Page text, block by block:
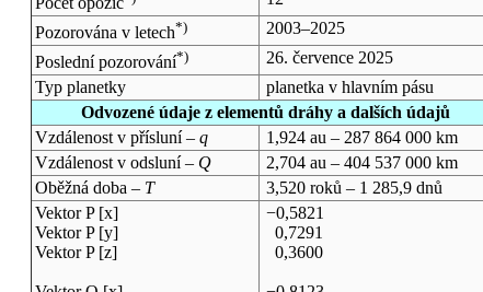
Pozorována v letech*)
2003–2025
Poslední pozorování*)
26. července 2025
Typ planetky
planetka v hlavním pásu
Odvozené údaje z elementů dráhy a dalších údajů
Vzdálenost v přísluní – q
1,924 au – 287 864 000 km
Vzdálenost v odsluní – Q
2,704 au – 404 537 000 km
Oběžná doba – T
3,520 roků – 1 285,9 dnů
Vektor P [x]
Vektor P [y]
Vektor P [z]
−0,5821
0,7291
0,3600